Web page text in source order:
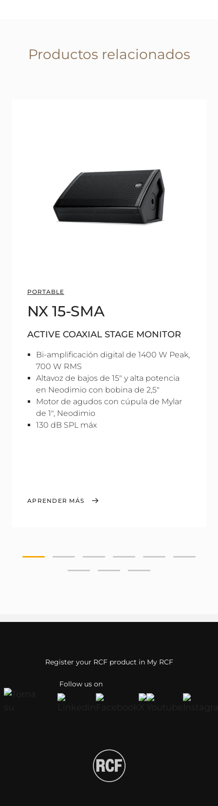
Productos relacionados
PORTABLE
NX 15-SMA
ACTIVE COAXIAL STAGE MONITOR
Bi-amplificación digital de 1400 W Peak,
700 W RMS
Altavoz de bajos de 15" y alta potencia
en Neodimio con bobina de 2,5"
Motor de agudos con cúpula de Mylar
de 1", Neodimio
130 dB SPL máx
APRENDER MÁS
Follow us on
Register your RCF product in My RCF